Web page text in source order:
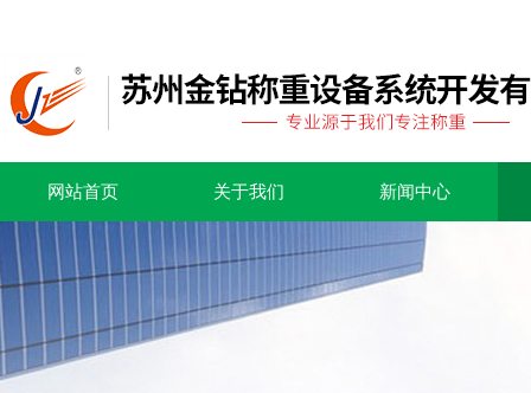
网站首页 关于我们 新闻中心